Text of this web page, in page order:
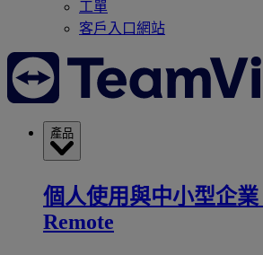
工單
客戶入口網站
產品
個人使用與中小型企業
Remote